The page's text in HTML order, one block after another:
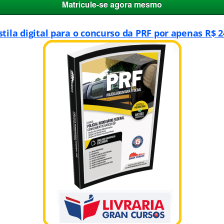
digital para o concurso da PRF por apenas R$